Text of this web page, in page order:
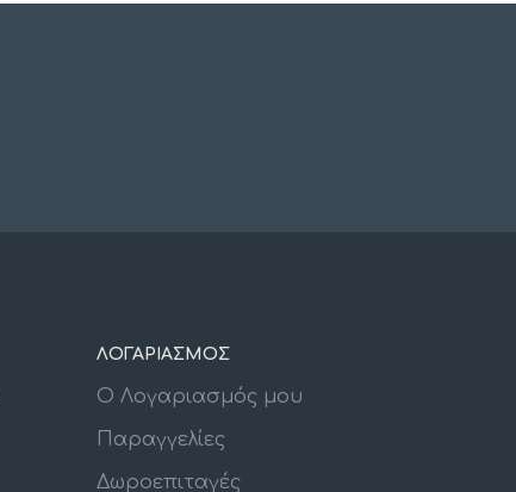
ΛΟΓΑΡΙΑΣΜΟΣ
Ο Λογαριασμός μου
Παραγγελίες
Δωροεπιταγές